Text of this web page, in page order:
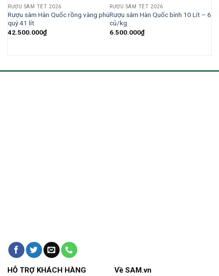
RƯỢU SÂM TẾT 2026
Rượu sâm Hàn Quốc rồng vàng phú
quý 41 lít
42.500.000₫
RƯỢU SÂM TẾT 2026
Rượu sâm Hàn Quốc bình 10 Lít – 6
củ/kg
6.500.000₫
HỖ TRỢ KHÁCH HÀNG Về SAM.vn